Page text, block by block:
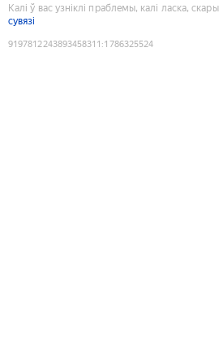
Калі ў вас узніклі праблемы, калі ласка,
сувязі
9197812243893458311 :1786325524